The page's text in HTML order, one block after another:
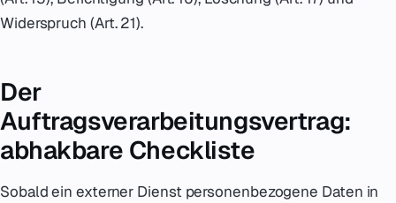
Widerspruch (Art. 21).
Der
Auftragsverarbeitungsvertrag:
abhakbare Checkliste
Sobald ein externer Dienst personenbezogene Daten in